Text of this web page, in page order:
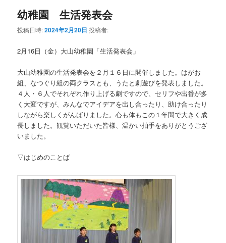
幼稚園 生活発表会
投稿日時:2024年2月20日 投稿者:
2月16日（金）大山幼稚園「生活発表会」
大山幼稚園の生活発表会を２月１６日に開催しました。はがお
組、なつぐり組の両クラスとも、うたと劇遊びを発表しました。
４人・６人でそれぞれ作り上げる劇ですので、セリフや出番が多
く大変ですが、みんなでアイデアを出し合ったり、助け合ったり
しながら楽しくがんばりました。心も体もこの１年間で大きく成
長しました。観覧いただいた皆様、温かい拍手をありがとうござ
いました。
▽はじめのことば